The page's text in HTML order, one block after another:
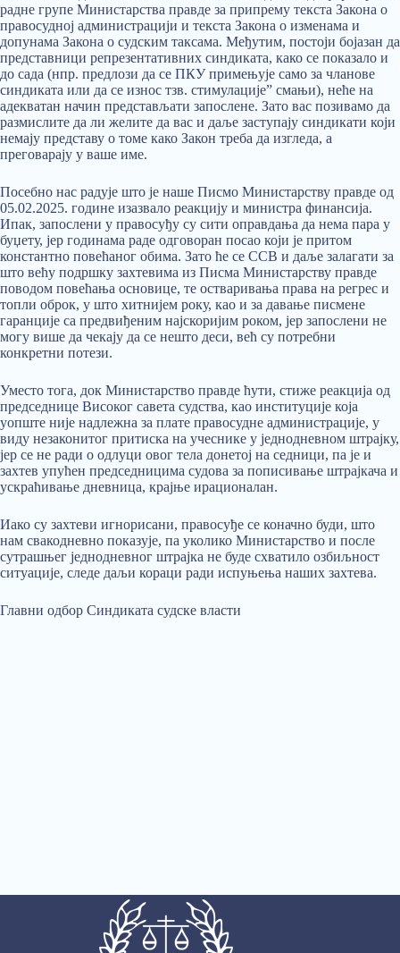
радне групе Министарства правде за припрему текста Закона о
правосудној администрацији и текста Закона о изменама и
допунама Закона о судским таксама. Међутим, постоји бојазан да
представници репрезентативних синдиката, како се показало и
до сада (нпр. предлози да се ПКУ примењује само за чланове
синдиката или да се износ тзв. стимулације” смањи), неће на
адекватан начин представљати запослене. Зато вас позивамо да
размислите да ли желите да вас и даље заступају синдикати који
немају представу о томе како Закон треба да изгледа, а
преговарају у ваше име.
Посебно нас радује што је наше Писмo Министарству правде од
05.02.2025. године изазвало реакцију и министра финансија.
Ипак, запослени у правосуђу су сити оправдања да нема пара у
буџету, јер годинама раде одговоран посао који је притом
константно повећаног обима. Зато ће се ССВ и даље залагати за
што већу подршку захтевима из Писма Министарству правде
поводом повећања основице, те остваривања права на регрес и
топли оброк, у што хитнијем року, као и за давање писмене
гаранције са предвиђеним најскоријим роком, јер запослени не
могу више да чекају да се нешто деси, већ су потребни
конкретни потези.
Уместо тога, док Министарство правде ћути, стиже реакција од
председнице Високог савета судства, као институције која
уопште није надлежна за плате правосудне администрације, у
виду незаконитог притиска на учеснике у једнодневном штрајку,
јер се не ради о одлуци овог тела донетој на седници, па је и
захтев упућен председницима судова за пописивање штрајкача и
ускраћивање дневница, крајње ирационалан.
Иако су захтеви игнорисани, правосуђе се коначно буди, што
нам свакодневно показује, па уколико Министарство и после
сутрашњег једнодневног штрајка не буде схватило озбиљност
ситуације, следе даљи кораци ради испуњења наших захтева.
Главни одбор Синдиката судске власти